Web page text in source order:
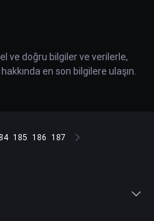
ve doğru bilgiler ve verilerle,
en son bilgilere ulaşın.
185 186 187